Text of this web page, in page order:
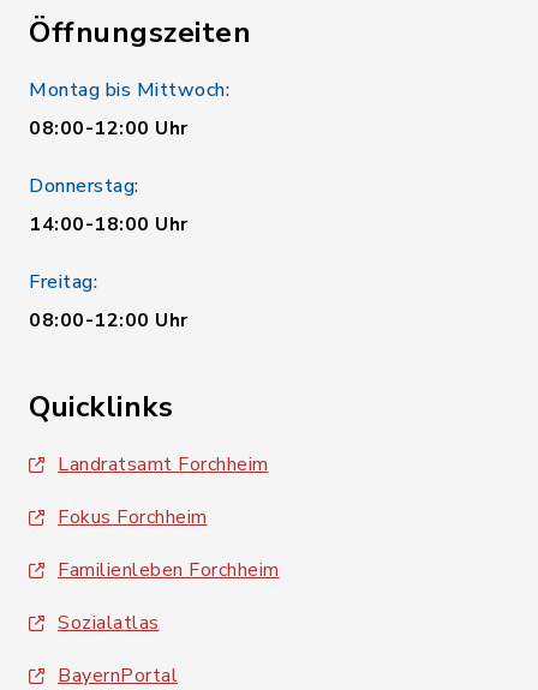
Öffnungszeiten
Montag bis Mittwoch:
08:00-12:00 Uhr
Donnerstag:
14:00-18:00 Uhr
Freitag:
08:00-12:00 Uhr
Quicklinks
Landratsamt Forchheim
Fokus Forchheim
Familienleben Forchheim
Sozialatlas
BayernPortal